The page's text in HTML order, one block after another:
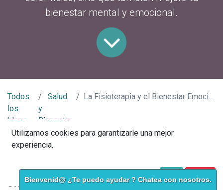
bienestar mental y emocional.
Todos
los
blogs
Salud
y
Bienestar
La Fisioterapia y el Bienestar Emocional: Un Enfoque Integral para Cuerpo y Mente
Cuando pensamos en fisioterapia, lo primero que nos
tratamiento de lesiones y la mejora del movimiento.
Sin embargo, la fisioterapia también tiene un impacto
Utilizamos cookies para garantizarle una mejor
experiencia.
Bienvenid@ ¿Te puedo ayudar ? Chatea con nosotros.